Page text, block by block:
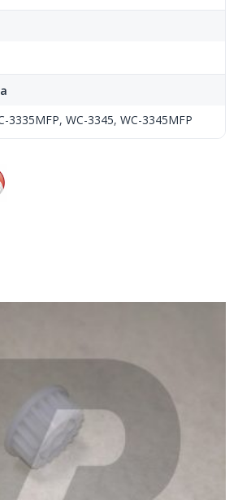
3335MFP, WC-3345, WC-3345MFP